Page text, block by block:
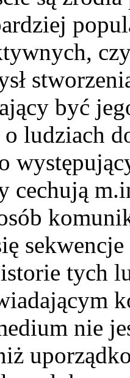
być
ludziach
cechują
tych
nie